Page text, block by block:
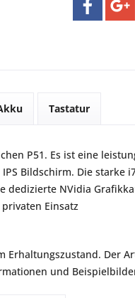
Tastatur
P51. Es ist eine
Bildschirm. Die starke
dedizierte NVidia
Einsatz
Der
und